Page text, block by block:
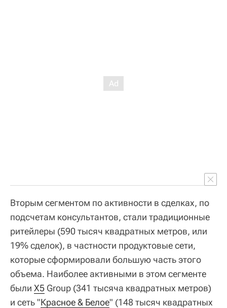
Вторым сегментом по активности в сделках, по
подсчетам консультантов, стали традиционные
ритейлеры (590 тысяч квадратных метров, или
19% сделок), в частности продуктовые сети,
которые сформировали большую часть этого
объема. Наиболее активными в этом сегменте
были X5 Group (341 тысяча квадратных метров)
и сеть "Красное & Белое" (148 тысяч квадратных